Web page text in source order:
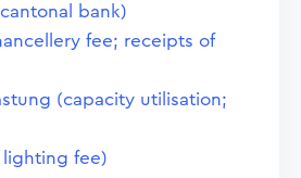
bank)
fee; receipts of
(capacity utilisation;
fee)